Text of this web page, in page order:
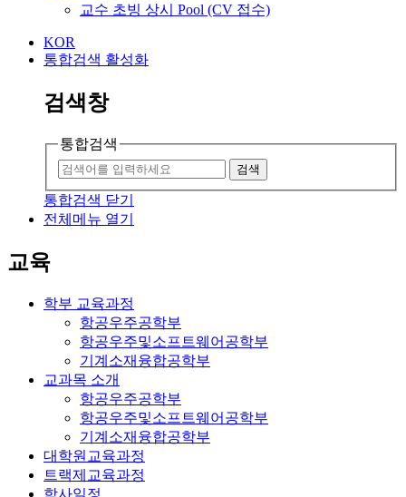
교수 초빙 상시 Pool (CV 접수)
KOR
통합검색 활성화
검색창
통합검색
검색
통합검색 닫기
전체메뉴 열기
교육
학부 교육과정
항공우주공학부
항공우주및소프트웨어공학부
기계소재융합공학부
교과목 소개
항공우주공학부
항공우주및소프트웨어공학부
기계소재융합공학부
대학원교육과정
트랙제교육과정
학사일정